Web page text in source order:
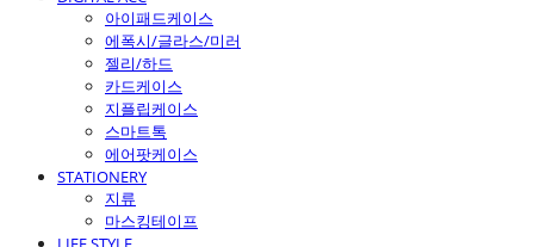
아이패드케이스
에폭시/글라스/미러
젤리/하드
카드케이스
지플립케이스
스마트톡
에어팟케이스
STATIONERY
지류
마스킹테이프